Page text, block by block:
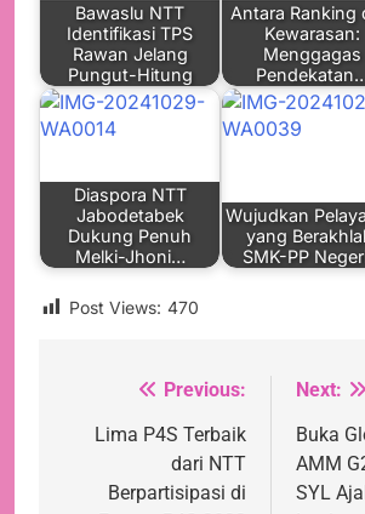
Bawaslu NTT
Identifikasi TPS
Rawan Jelang
Pungut-Hitung
Antara Ranking
Kewarasan:
Menggagas
Diaspora NTT
Jabodetabek
Dukung Penuh
Melki-Jhoni…
Wujudkan
yang
SMK-PP
Post Views: 470
Navigasi
pos
Previous:
Lima P4S Terbaik
dari NTT
Berpartisipasi di
Next:
Buka
AMM
SYL